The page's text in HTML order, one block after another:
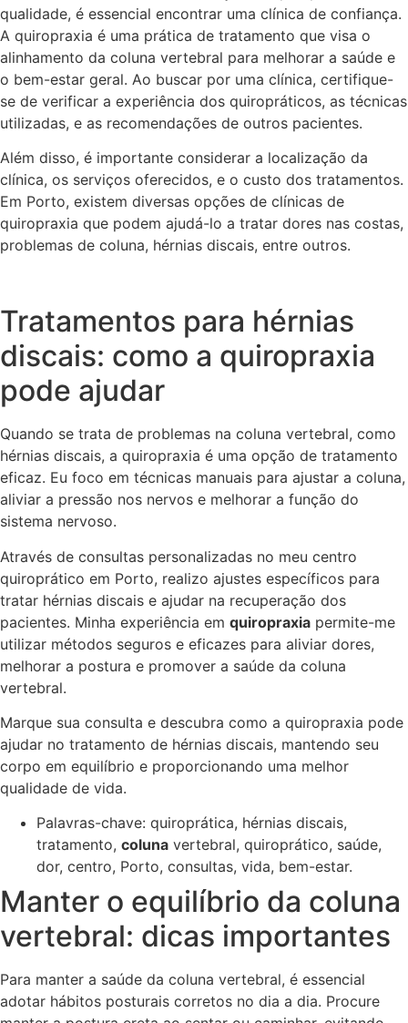
qualidade, é essencial encontrar uma clínica de confiança.
A quiropraxia é uma prática de tratamento que visa o
alinhamento da coluna vertebral para melhorar a saúde e
o bem-estar geral. Ao buscar por uma clínica, certifique-
se de verificar a experiência dos quiropráticos, as técnicas
utilizadas, e as recomendações de outros pacientes.
Além disso, é importante considerar a localização da
clínica, os serviços oferecidos, e o custo dos tratamentos.
Em Porto, existem diversas opções de clínicas de
quiropraxia que podem ajudá-lo a tratar dores nas costas,
problemas de coluna, hérnias discais, entre outros.
Tratamentos para hérnias
discais: como a quiropraxia
pode ajudar
Quando se trata de problemas na coluna vertebral, como
hérnias discais, a quiropraxia é uma opção de tratamento
eficaz. Eu foco em técnicas manuais para ajustar a coluna,
aliviar a pressão nos nervos e melhorar a função do
sistema nervoso.
Através de consultas personalizadas no meu centro
quiroprático em Porto, realizo ajustes específicos para
tratar hérnias discais e ajudar na recuperação dos
pacientes. Minha experiência em quiropraxia permite-me
utilizar métodos seguros e eficazes para aliviar dores,
melhorar a postura e promover a saúde da coluna
vertebral.
Marque sua consulta e descubra como a quiropraxia pode
ajudar no tratamento de hérnias discais, mantendo seu
corpo em equilíbrio e proporcionando uma melhor
qualidade de vida.
Palavras-chave: quiroprática, hérnias discais,
tratamento, coluna vertebral, quiroprático, saúde,
dor, centro, Porto, consultas, vida, bem-estar.
Manter o equilíbrio da coluna
vertebral: dicas importantes
Para manter a saúde da coluna vertebral, é essencial
adotar hábitos posturais corretos no dia a dia. Procure